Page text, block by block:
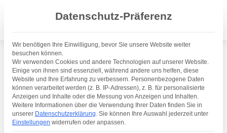
OPERATIONEN
Ablauf Operation Grauer
Star
Team Dr. Berret & Kollegen | Lesedauer: 6 Minuten
Auf dieser Seite finden Sie alle wichtigen Infos rund um
Datenschutz-Präferenz
Wir benötigen Ihre Einwilligung, bevor Sie unsere Website weiter
besuchen können.
Wir verwenden Cookies und andere Technologien auf unserer Website.
Einige von ihnen sind essenziell, während andere uns helfen, diese
Website und Ihre Erfahrung zu verbessern. Personenbezogene Daten
können verarbeitet werden (z. B. IP-Adressen), z. B. für personalisierte
Anzeigen und Inhalte oder die Messung von Anzeigen und Inhalten.
Weitere Informationen über die Verwendung Ihrer Daten finden Sie in
unserer Datenschutzerklärung. Sie können Ihre Auswahl jederzeit unter
Einstellungen widerrufen oder anpassen.